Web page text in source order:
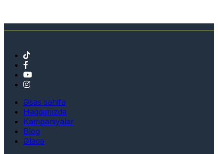
Əsas səhifə
Haqqımızda
Kampaniyalar
Blog
Əlaqə